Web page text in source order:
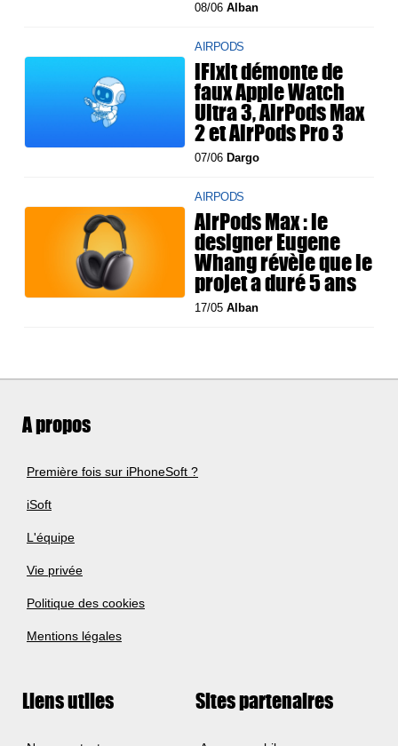
08/06Alban
AIRPODS
iFixit démonte de
faux Apple Watch
Ultra 3, AirPods Max
2 et AirPods Pro 3
07/06 Dargo
AIRPODS
AirPods Max : le
designer Eugene
Whang révèle que le
projet a duré 5 ans
17/05Alban
A propos
Première fois sur iPhoneSoft ?
iSoft
L'équipe
Vie privée
Politique des cookies
Mentions légales
Liens utiles Sites partenaires